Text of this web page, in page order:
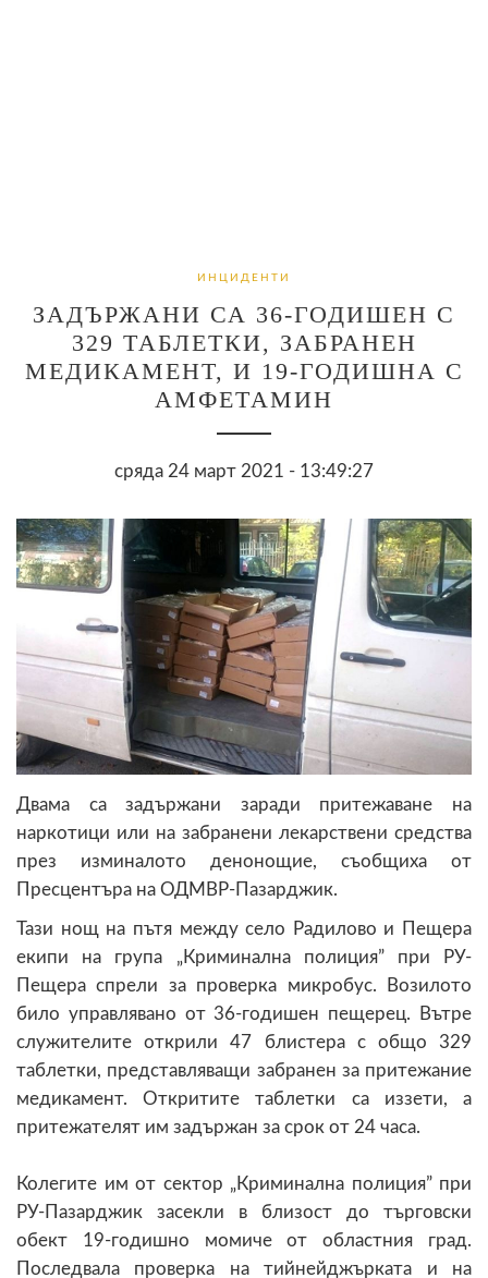
ИНЦИДЕНТИ
ЗАДЪРЖАНИ СА 36-ГОДИШЕН С
329 ТАБЛЕТКИ, ЗАБРАНЕН
МЕДИКАМЕНТ, И 19-ГОДИШНА С
АМФЕТАМИН
сряда 24 март 2021 - 13:49:27
Двама са задържани заради притежаване на
наркотици или на забранени лекарствени средства
през изминалото денонощие, съобщиха от
Пресцентъра на ОДМВР-Пазарджик.
Тази нощ на пътя между село Радилово и Пещера
екипи на група „Криминална полиция” при РУ-
Пещера спрели за проверка микробус. Возилото
било управлявано от 36-годишен пещерец. Вътре
служителите открили 47 блистера с общо 329
таблетки, представляващи забранен за притежание
медикамент. Откритите таблетки са иззети, а
притежателят им задържан за срок от 24 часа.
Колегите им от сектор „Криминална полиция” при
РУ-Пазарджик засекли в близост до търговски
обект 19-годишно момиче от областния град.
Последвала проверка на тийнейджърката и на